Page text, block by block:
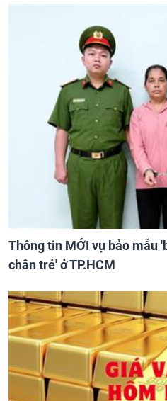
Thông tin MỚI vụ bảo mẫu
chân trẻ' ở TP.HCM